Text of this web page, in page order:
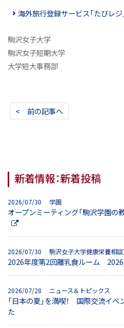
海外旅行登録サービス「たびレジ
駒沢女子大学
駒沢女子短期大学
大学短大事務部
< 前の記事へ
新着情報：新着投稿
2026/07/30 学園
オープンミーティング「駒沢学園の
2026/07/30 駒沢女子大学健康栄養相談
2026年度第2回離乳食ルーム
2026/07/28 ニュース＆トピックス
「日本の夏」を満喫！ 国際交流イベ
た